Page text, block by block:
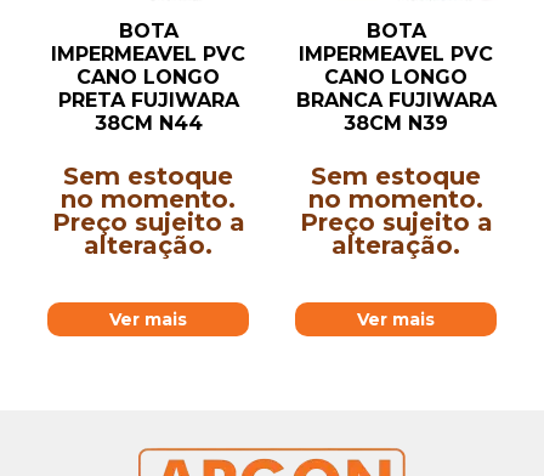
BOTA
IMPERMEAVEL PVC
CANO LONGO
PRETA FUJIWARA
38CM N44
Sem estoque
no momento.
Preço sujeito a
alteração.
Ver mais
BOTA
IMPERMEAVEL PVC
CANO LONGO
BRANCA FUJIWARA
38CM N39
Sem estoque
no momento.
Preço sujeito a
alteração.
Ver mais